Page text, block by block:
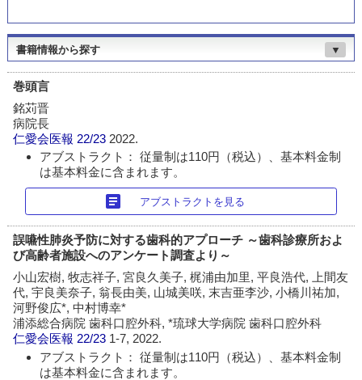
書籍情報から探す ▼
巻頭言
銘苅晋
病院長
仁愛会医報 22/23 2022.
アブストラクト： 従量制は110円（税込）、基本料金制
は基本料金に含まれます。
article アブストラクトを見る
誤嚥性肺炎予防に対する歯科的アプローチ ～歯科診療所およ
び高齢者施設へのアンケート調査より～
小山宏樹, 牧志祥子, 宮良久美子, 梶浦由加里, 平良浩代, 上間友
代, 宇良美奈子, 翁長由美, 山城美咲, 末吉亜李沙, 小橋川祐加,
河野俊広*, 中村博幸*
浦添総合病院 歯科口腔外科, *琉球大学病院 歯科口腔外科
仁愛会医報 22/23 1-7, 2022.
アブストラクト： 従量制は110円（税込）、基本料金制
は基本料金に含まれます。